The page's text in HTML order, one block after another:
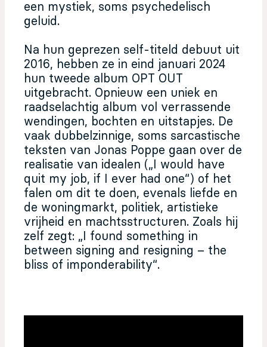
een mystiek, soms psychedelisch
geluid.
Na hun geprezen self-titeld debuut uit
2016, hebben ze in eind januari 2024
hun tweede album OPT OUT
uitgebracht. Opnieuw een uniek en
raadselachtig album vol verrassende
wendingen, bochten en uitstapjes. De
vaak dubbelzinnige, soms sarcastische
teksten van Jonas Poppe gaan over de
realisatie van idealen („I would have
quit my job, if I ever had one“) of het
falen om dit te doen, evenals liefde en
de woningmarkt, politiek, artistieke
vrijheid en machtsstructuren. Zoals hij
zelf zegt: „I found something in
between signing and resigning – the
bliss of imponderability“.